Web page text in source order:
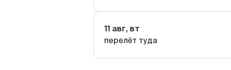
11 авг, вт
перелёт туда